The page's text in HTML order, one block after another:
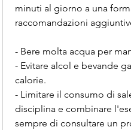
minuti al giorno a una
raccomandazioni
- Bere molta acqua per
- Evitare alcol e bevande
calorie.
- Limitare il consumo di
disciplina e combinare
sempre di consultare un